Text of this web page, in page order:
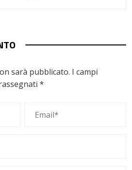
sarà pubblicato. I campi
*